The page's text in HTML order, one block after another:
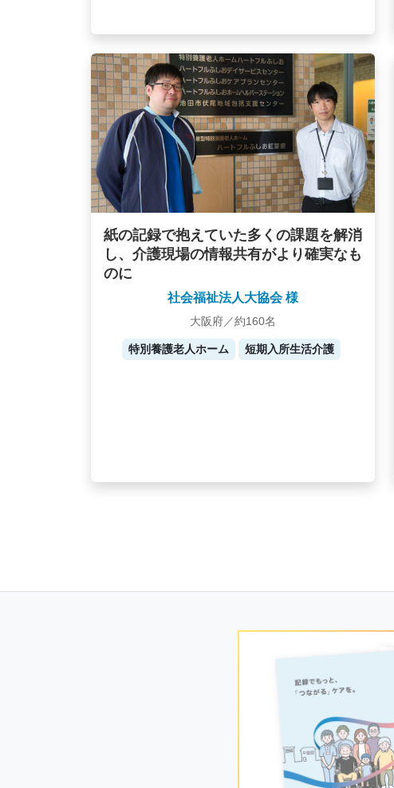
紙の記録で抱えていた多くの課題を解消
し、介護現場の情報共有がより確実なも
のに
社会福祉法人大協会 様
大阪府／約160名
特別養護老人ホーム 短期入所生活介護